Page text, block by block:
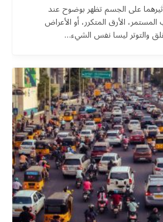
على الجسم تظهر بوضوح عند
الأرق المتكرر، أو الأعراض
والتوتر ليسا نفس الشيء…